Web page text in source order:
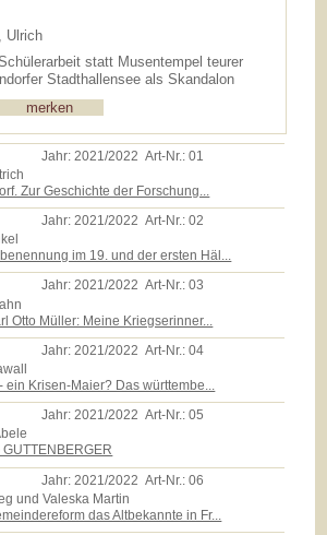
Ulrich
statt Musentempel teurer
Stadthallensee als Skandalon
Jahr: 2021/2022 Art-Nr.:01
Zur Geschichte der Forschung...
Jahr:2021/2022 Art-Nr.:02
im 19. und der ersten Häl...
Jahr:2021/2022 Art-Nr.:03
Otto Müller: Meine Kriegserinner...
Jahr:2021/2022 Art-Nr.:04
ein Krisen-Maier? Das württembe...
Jahr:2021/2022 Art-Nr.:05
Jahr: 2021/2022 Art-Nr.:06
und Valeska Martin
das Altbekannte in Fr...